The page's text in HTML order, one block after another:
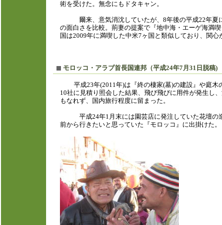
術を受けた。無念にもドタキャン。
爾来、意気消沈していたが、8年後の平成22年夏
の面白さを比較。荊妻の提案で『地中海・エーゲ海満
国は2009年に満喫した中米7ヶ国と類似しており、関
モロッコ・アラブ首長国連邦（平成24年7月31日脱稿)
平成23年(2011年)は『終の棲家(墓)の建設』や庭木
10社に見積り照会した結果、飛び飛びに用件が発生し
もなれず、国内旅行程度に留まった。
平成24年1月末には園芸店に発注していた花壇の
前から行きたいと思っていた『モロッコ』に出掛けた。